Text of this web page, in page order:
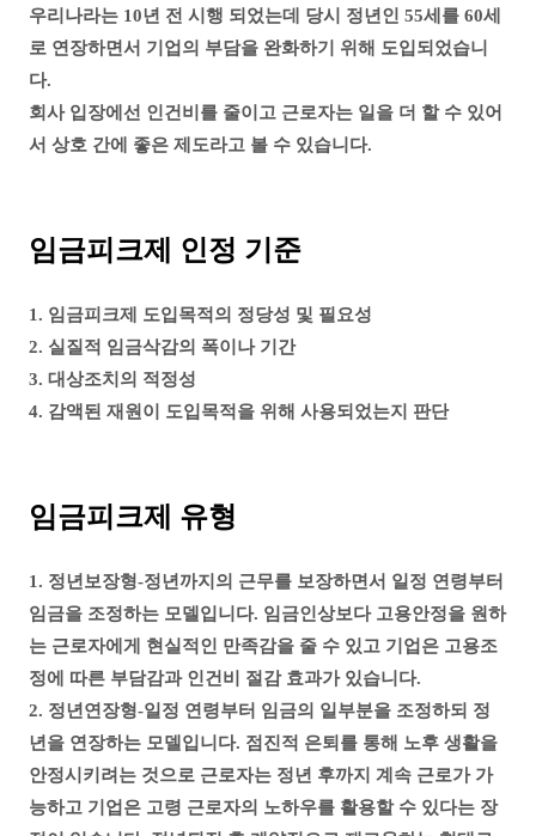
우리나라는 10년 전 시행 되었는데 당시 정년인 55세를 60세
로 연장하면서 기업의 부담을 완화하기 위해 도입되었습니
다.
회사 입장에선 인건비를 줄이고 근로자는 일을 더 할 수 있어
서 상호 간에 좋은 제도라고 볼 수 있습니다.
임금피크제 인정 기준
1. 임금피크제 도입목적의 정당성 및 필요성
2. 실질적 임금삭감의 폭이나 기간
3. 대상조치의 적정성
4. 감액된 재원이 도입목적을 위해 사용되었는지 판단
임금피크제 유형
1. 정년보장형-정년까지의 근무를 보장하면서 일정 연령부터
임금을 조정하는 모델입니다. 임금인상보다 고용안정을 원하
는 근로자에게 현실적인 만족감을 줄 수 있고 기업은 고용조
정에 따른 부담감과 인건비 절감 효과가 있습니다.
2. 정년연장형-일정 연령부터 임금의 일부분을 조정하되 정
년을 연장하는 모델입니다. 점진적 은퇴를 통해 노후 생활을
안정시키려는 것으로 근로자는 정년 후까지 계속 근로가 가
능하고 기업은 고령 근로자의 노하우를 활용할 수 있다는 장